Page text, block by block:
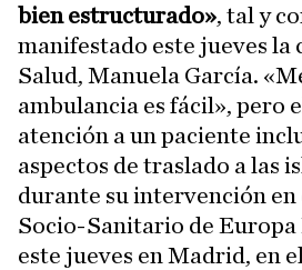
bien estructurado», tal y
manifestado este jueves la
Salud, Manuela García.
ambulancia es fácil», pero
atención a un paciente
aspectos de traslado a las
durante su intervención en
Socio-Sanitario de Europa
este jueves en Madrid, en